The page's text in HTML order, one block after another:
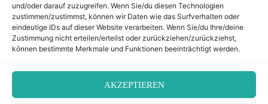
und/oder darauf zuzugreifen. Wenn Sie/du diesen Technologien
zustimmen/zustimmst, können wir Daten wie das Surfverhalten oder
eindeutige IDs auf dieser Website verarbeiten. Wenn Sie/du Ihre/deine
Zustimmung nicht erteilen/erteilst oder zurückziehen/zurückziehst,
können bestimmte Merkmale und Funktionen beeinträchtigt werden.
AKZEPTIEREN
Cookie-Richtlinie (EU)
Top